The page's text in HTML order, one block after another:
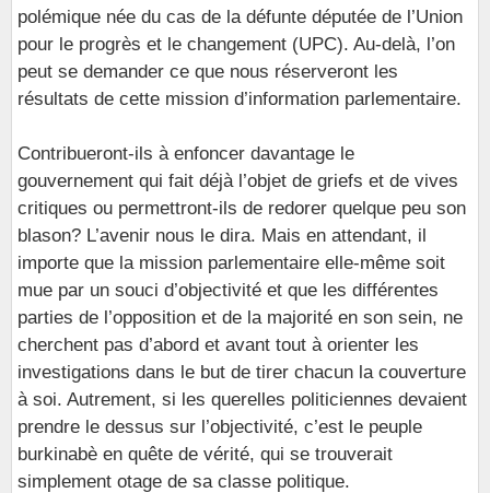
polémique née du cas de la défunte députée de l’Union
pour le progrès et le changement (UPC). Au-delà, l’on
peut se demander ce que nous réserveront les
résultats de cette mission d’information parlementaire.
Contribueront-ils à enfoncer davantage le
gouvernement qui fait déjà l’objet de griefs et de vives
critiques ou permettront-ils de redorer quelque peu son
blason? L’avenir nous le dira. Mais en attendant, il
importe que la mission parlementaire elle-même soit
mue par un souci d’objectivité et que les différentes
parties de l’opposition et de la majorité en son sein, ne
cherchent pas d’abord et avant tout à orienter les
investigations dans le but de tirer chacun la couverture
à soi. Autrement, si les querelles politiciennes devaient
prendre le dessus sur l’objectivité, c’est le peuple
burkinabè en quête de vérité, qui se trouverait
simplement otage de sa classe politique.